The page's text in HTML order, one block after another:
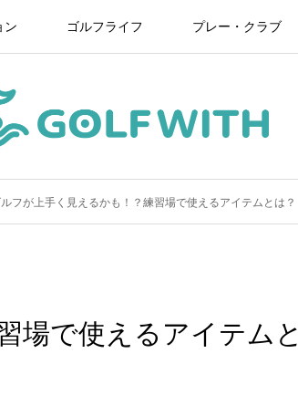
ン ゴルフライフ プレー・クラブ
フが上手く見えるかも！？練習場で使えるアイテムとは？
場で使えるアイテムと